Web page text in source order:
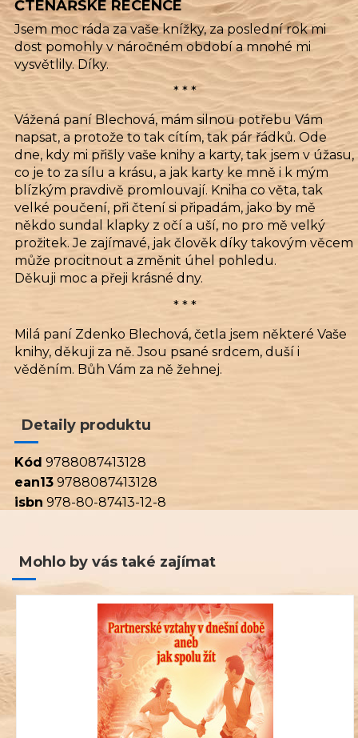
ČTENÁŘSKÉ RECENCE
Jsem moc ráda za vaše knížky, za poslední rok mi
dost pomohly v náročném období a mnohé mi
vysvětlily. Díky.
* * *
Vážená paní Blechová, mám silnou potřebu Vám
napsat, a protože to tak cítím, tak pár řádků. Ode
dne, kdy mi přišly vaše knihy a karty, tak jsem v úžasu,
co je to za sílu a krásu, a jak karty ke mně i k mým
blízkým pravdivě promlouvají. Kniha co věta, tak
velké poučení, při čtení si připadám, jako by mě
někdo sundal klapky z očí a uší, no pro mě velký
prožitek. Je zajímavé, jak člověk díky takovým věcem
může procitnout a změnit úhel pohledu.
Děkuji moc a přeji krásné dny.
* * *
Milá paní Zdenko Blechová, četla jsem některé Vaše
knihy, děkuji za ně. Jsou psané srdcem, duší i
věděním. Bůh Vám za ně žehnej.
Detaily produktu
Kód 9788087413128
ean13 9788087413128
isbn 978-80-87413-12-8
Mohlo by vás také zajímat